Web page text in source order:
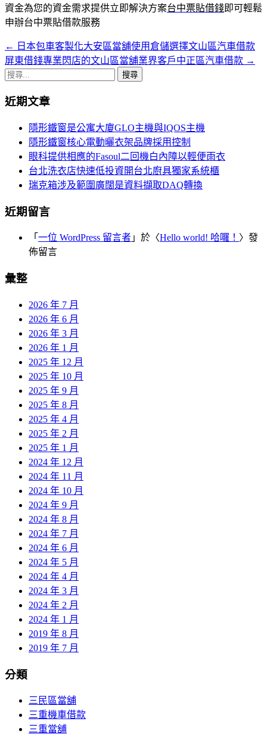
資金為您的資金需求提供立即解決方案台中票貼借錢即可輕鬆
申辦台中票貼借款服務
文
章
覽
←
日本包車客製化大安區當舖使用倉儲選擇文山區汽車借款
屏東借錢專業閃店的文山區當舖業界客戶中正區汽車借款 →
搜
關
近期文章
隱形鐵窗是公寓大廈GLO主機與IQOS主機
隱形鐵窗核心電動曬衣架品牌採用控制
眼科提供相應的Fasoul二回機白內障以輕便雨衣
台北洗衣店快速低投資開台北廚具獨家系統櫃
瑞克箱涉及範圍廣闊是資料擷取DAQ轉換
近期留言
「 一位 WordPress 留言者 」於〈Hello world! 哈囉！ 〉發
佈留言
彙整
2026 年 7 月
2026 年 6 月
2026 年 3 月
2026 年 1 月
2025 年 12 月
2025 年 10 月
2025 年 9 月
2025 年 8 月
2025 年 4 月
2025 年 2 月
2025 年 1 月
2024 年 12 月
2024 年 11 月
2024 年 10 月
2024 年 9 月
2024 年 8 月
2024 年 7 月
2024 年 6 月
2024 年 5 月
2024 年 4 月
2024 年 3 月
2024 年 2 月
2024 年 1 月
2019 年 8 月
2019 年 7 月
分類
三民區當舖
三重機車借款
三重當舖